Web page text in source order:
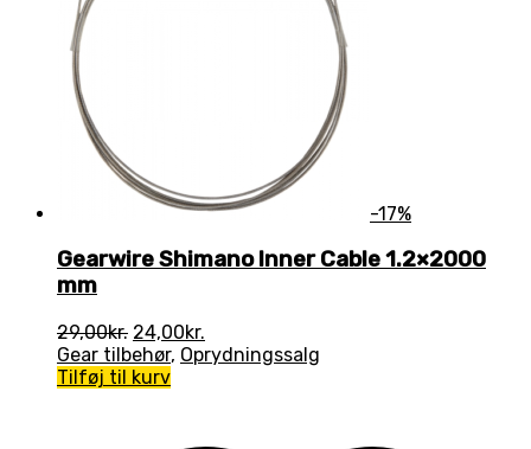
-17%
Gearwire Shimano Inner Cable 1.2×2000
mm
29,00kr. Den
oprindelige
pris
24,00kr.
aktuelle
Gear tilbehør, Oprydningssalg
Tilføj til kurv